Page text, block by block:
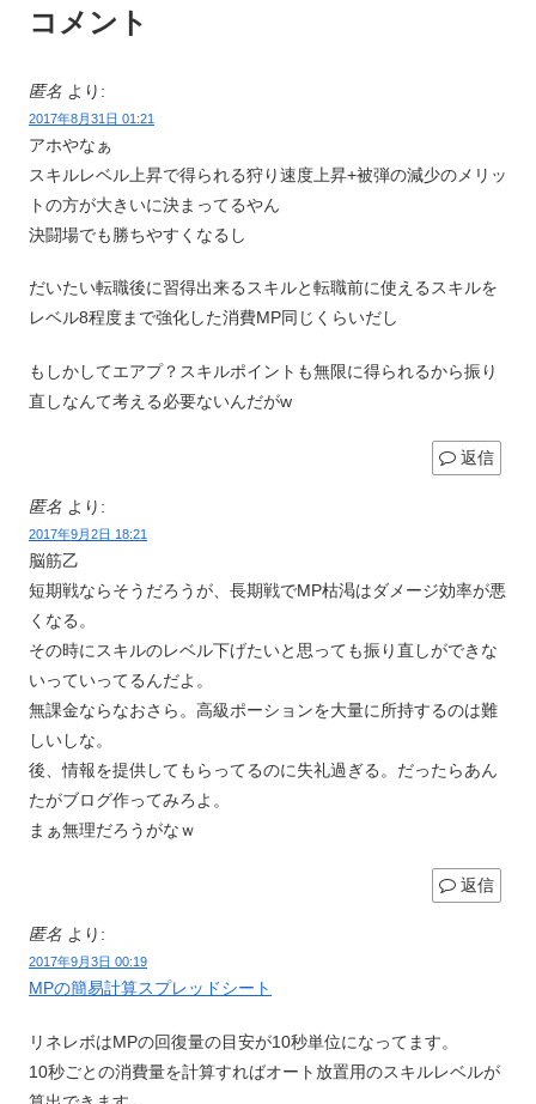
コメント
匿名 より:
2017年8月31日 01:21
アホやなぁ
スキルレベル上昇で得られる狩り速度上昇+被弾の減少のメリッ
トの方が大きいに決まってるやん
決闘場でも勝ちやすくなるし
だいたい転職後に習得出来るスキルと転職前に使えるスキルを
レベル8程度まで強化した消費MP同じくらいだし
もしかしてエアプ？スキルポイントも無限に得られるから振り
直しなんて考える必要ないんだがw
返信
匿名 より:
2017年9月2日 18:21
脳筋乙
短期戦ならそうだろうが、長期戦でMP枯渇はダメージ効率が悪
くなる。
その時にスキルのレベル下げたいと思っても振り直しができな
いっていってるんだよ。
無課金ならなおさら。高級ポーションを大量に所持するのは難
しいしな。
後、情報を提供してもらってるのに失礼過ぎる。だったらあん
たがブログ作ってみろよ。
まぁ無理だろうがなｗ
返信
匿名 より:
2017年9月3日 00:19
MPの簡易計算スプレッドシート
リネレボはMPの回復量の目安が10秒単位になってます。
10秒ごとの消費量を計算すればオート放置用のスキルレベルが